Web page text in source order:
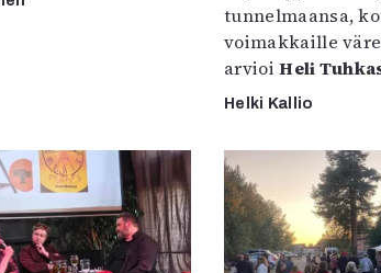
tunnelmaansa,
voimakkaille
arvioiHeli
Helki Kallio